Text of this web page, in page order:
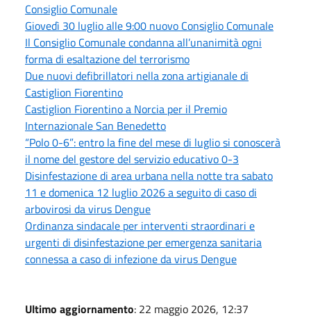
Consiglio Comunale
Giovedì 30 luglio alle 9:00 nuovo Consiglio Comunale
Il Consiglio Comunale condanna all’unanimità ogni
forma di esaltazione del terrorismo
Due nuovi defibrillatori nella zona artigianale di
Castiglion Fiorentino
Castiglion Fiorentino a Norcia per il Premio
Internazionale San Benedetto
“Polo 0-6”: entro la fine del mese di luglio si conoscerà
il nome del gestore del servizio educativo 0-3
Disinfestazione di area urbana nella notte tra sabato
11 e domenica 12 luglio 2026 a seguito di caso di
arbovirosi da virus Dengue
Ordinanza sindacale per interventi straordinari e
urgenti di disinfestazione per emergenza sanitaria
connessa a caso di infezione da virus Dengue
Ultimo aggiornamento: 22 maggio 2026, 12:37